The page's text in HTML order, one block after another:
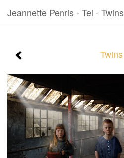
Jeannette Penris - Tel - Twins
Twins